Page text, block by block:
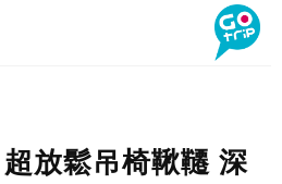
放鬆吊椅鞦韆 深